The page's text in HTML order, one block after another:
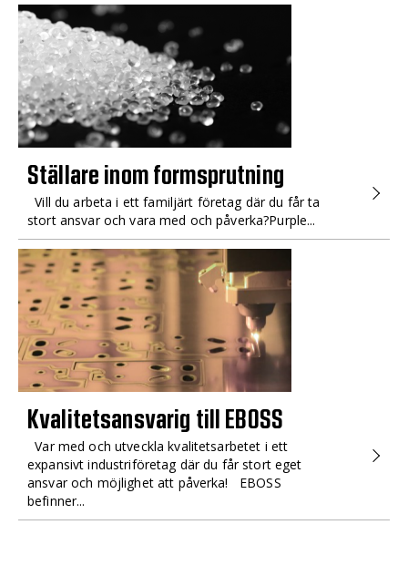
Ställare inom formsprutning
Vill du arbeta i ett familjärt företag där du får ta
stort ansvar och vara med och påverka?Purple...
Kvalitetsansvarig till EBOSS
Var med och utveckla kvalitetsarbetet i ett
expansivt industriföretag där du får stort eget
ansvar och möjlighet att påverka! EBOSS
befinner...